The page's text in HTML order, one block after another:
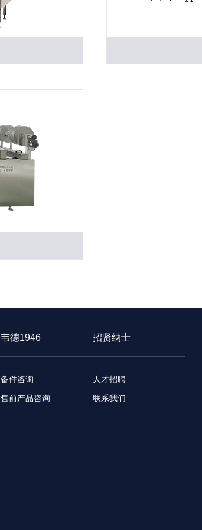
韦德1946
备件咨询
售前产品咨询
招贤纳士
人才招聘
联系我们